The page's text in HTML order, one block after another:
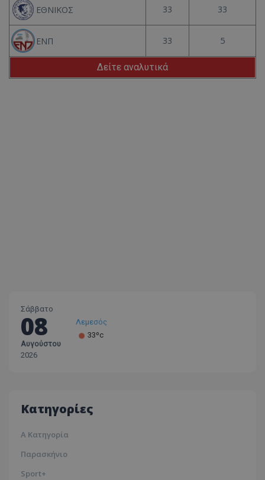
Σάββατο
08
Αυγούστου
2026
Λεμεσός
33ºc
Κατηγορίες
Α Κατηγορία
Παρασκήνιο
Sport+
ΕΘΝΙΚΟΣ 33 33
ΕΝΠ 33 5
Δείτε αναλυτικά